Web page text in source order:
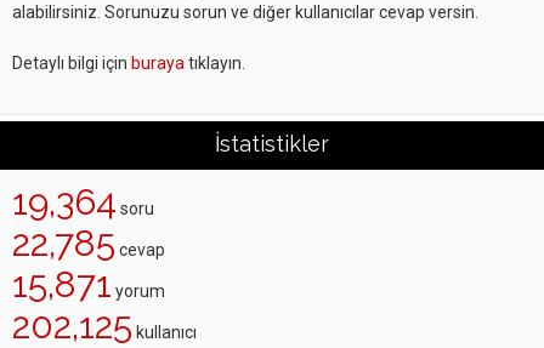
alabilirsiniz. Sorunuzu sorun ve diğer kullanıcılar cevap versin.
Detaylı bilgi için buraya tıklayın.
İstatistikler
19,364 soru
22,785 cevap
15,871 yorum
202,125 kullanıcı